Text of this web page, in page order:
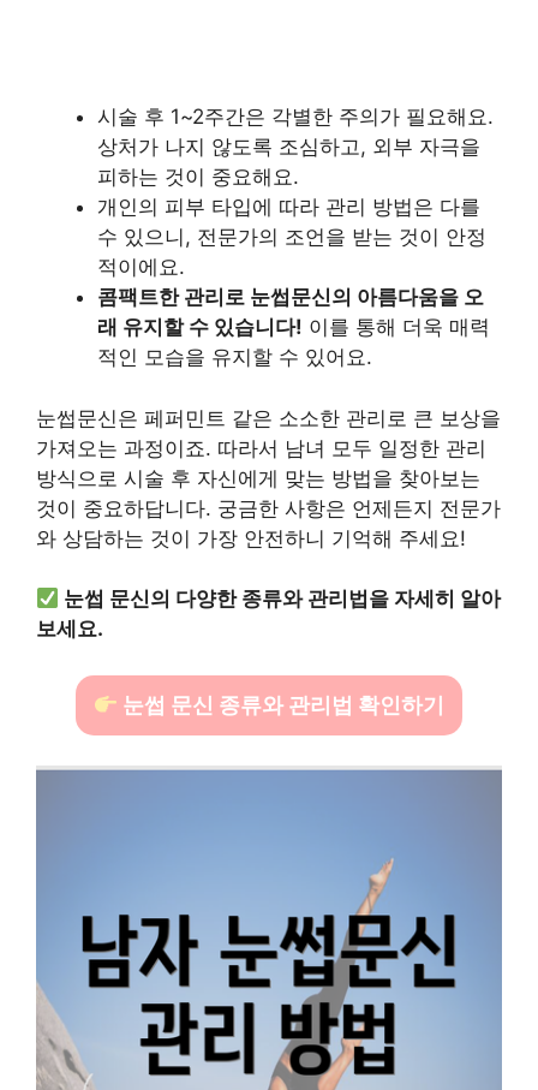
시술 후 1~2주간은 각별한 주의가 필요해요.
상처가 나지 않도록 조심하고, 외부 자극을
피하는 것이 중요해요.
개인의 피부 타입에 따라 관리 방법은 다를
수 있으니, 전문가의 조언을 받는 것이 안정
적이에요.
콤팩트한 관리로 눈썹문신의 아름다움을 오
래 유지할 수 있습니다! 이를 통해 더욱 매력
적인 모습을 유지할 수 있어요.
눈썹문신은 페퍼민트 같은 소소한 관리로 큰 보상을
가져오는 과정이죠. 따라서 남녀 모두 일정한 관리
방식으로 시술 후 자신에게 맞는 방법을 찾아보는
것이 중요하답니다. 궁금한 사항은 언제든지 전문가
와 상담하는 것이 가장 안전하니 기억해 주세요!
눈썹 문신의 다양한 종류와 관리법을 자세히 알아
보세요.
눈썹 문신 종류와 관리법 확인하기